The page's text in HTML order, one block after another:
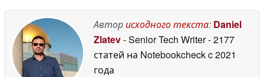
мощности 10 July 2026
Supercharging и
дополнительные
опции на сумму 8
000 долларов03 July
Авторисходного текста: Daniel
Zlatev- Senior Tech Writer- 2177
статей на Notebookcheckc 2021
года